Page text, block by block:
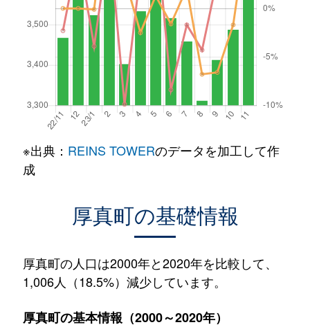
※出典： REINS TOWERのデータを加工して作
成
厚真町の基礎情報
厚真町の人口は2000年と2020年を比較して、
1,006人（18.5%）減少しています。
厚真町の基本情報（2000～2020年）